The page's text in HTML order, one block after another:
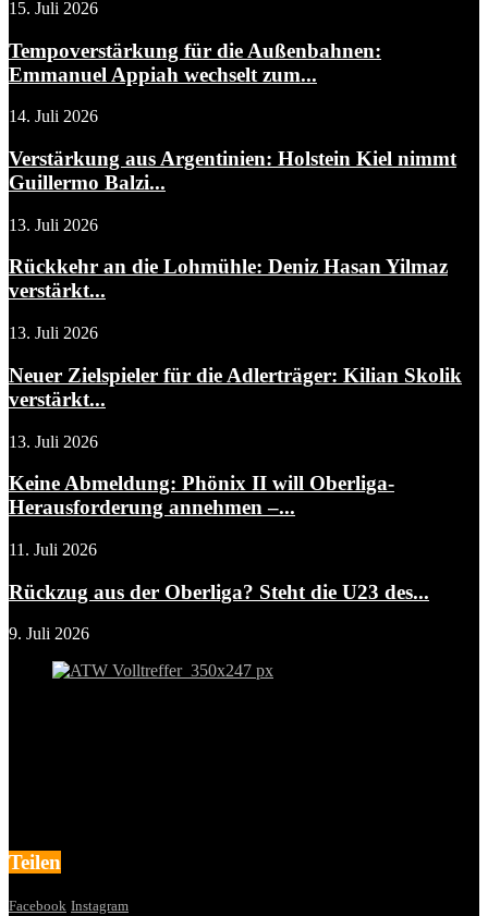
15. Juli 2026
Tempoverstärkung für die Außenbahnen:
Emmanuel Appiah wechselt zum...
14. Juli 2026
Verstärkung aus Argentinien: Holstein Kiel nimmt
Guillermo Balzi...
13. Juli 2026
Rückkehr an die Lohmühle: Deniz Hasan Yilmaz
verstärkt...
13. Juli 2026
Neuer Zielspieler für die Adlerträger: Kilian Skolik
verstärkt...
13. Juli 2026
Keine Abmeldung: Phönix II will Oberliga-
Herausforderung annehmen –...
11. Juli 2026
Rückzug aus der Oberliga? Steht die U23 des...
9. Juli 2026
Teilen
Facebook Instagram